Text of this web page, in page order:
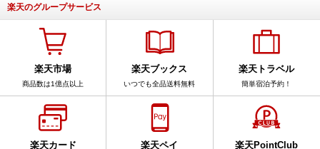
楽天のグループサービス
楽天市場
商品数は1億点以上
楽天ブックス
いつでも全品送料無料
楽天トラベル
簡単宿泊予約！
楽天カード 楽天ペイ 楽天PointClub